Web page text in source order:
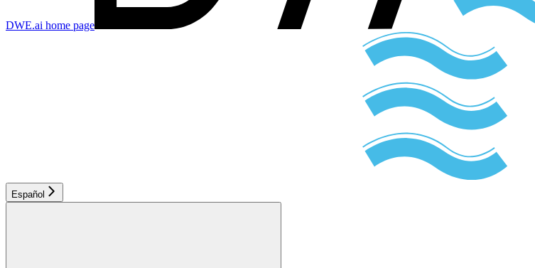
DWE.ai home page
Español